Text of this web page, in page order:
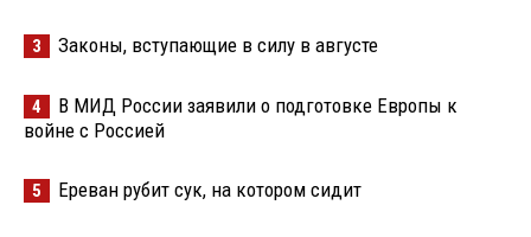
3 Законы, вступающие в силу в августе
4
В МИД России заявили о подготовке Европы к
войне с Россией
5 Ереван рубит сук, на котором сидит